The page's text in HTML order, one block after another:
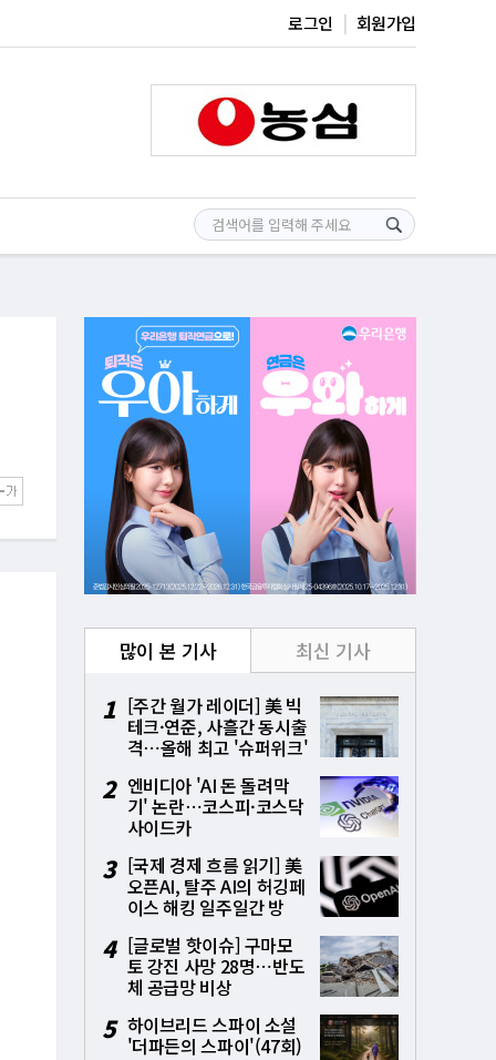
로그인 회원가입
많이 본 기사 최신 기사
1 [주간 월가 레이더] 美 빅
테크·연준, 사흘간 동시출
격⋯올해 최고 '슈퍼위크'
2 엔비디아 'AI 돈 돌려막
기' 논란⋯코스피·코스닥
사이드카
3 [국제 경제 흐름 읽기] 美
오픈AI, 탈주 AI의 허깅페
이스 해킹 일주일간 방
4 [글로벌 핫이슈] 구마모
토 강진 사망 28명⋯반도
체 공급망 비상
5 하이브리드 스파이 소설
'더파든의 스파이'(47회)